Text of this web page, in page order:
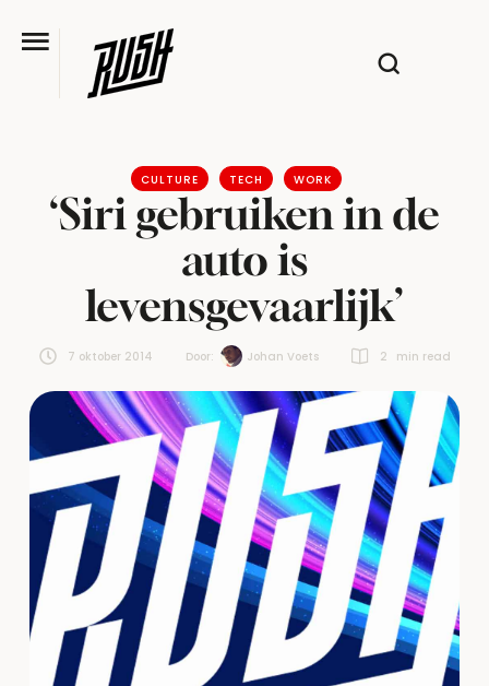
CULTURE TECH WORK
‘Siri gebruiken in de
auto is
levensgevaarlijk’
7 oktober 2014 Door: Johan Voets 2 min read